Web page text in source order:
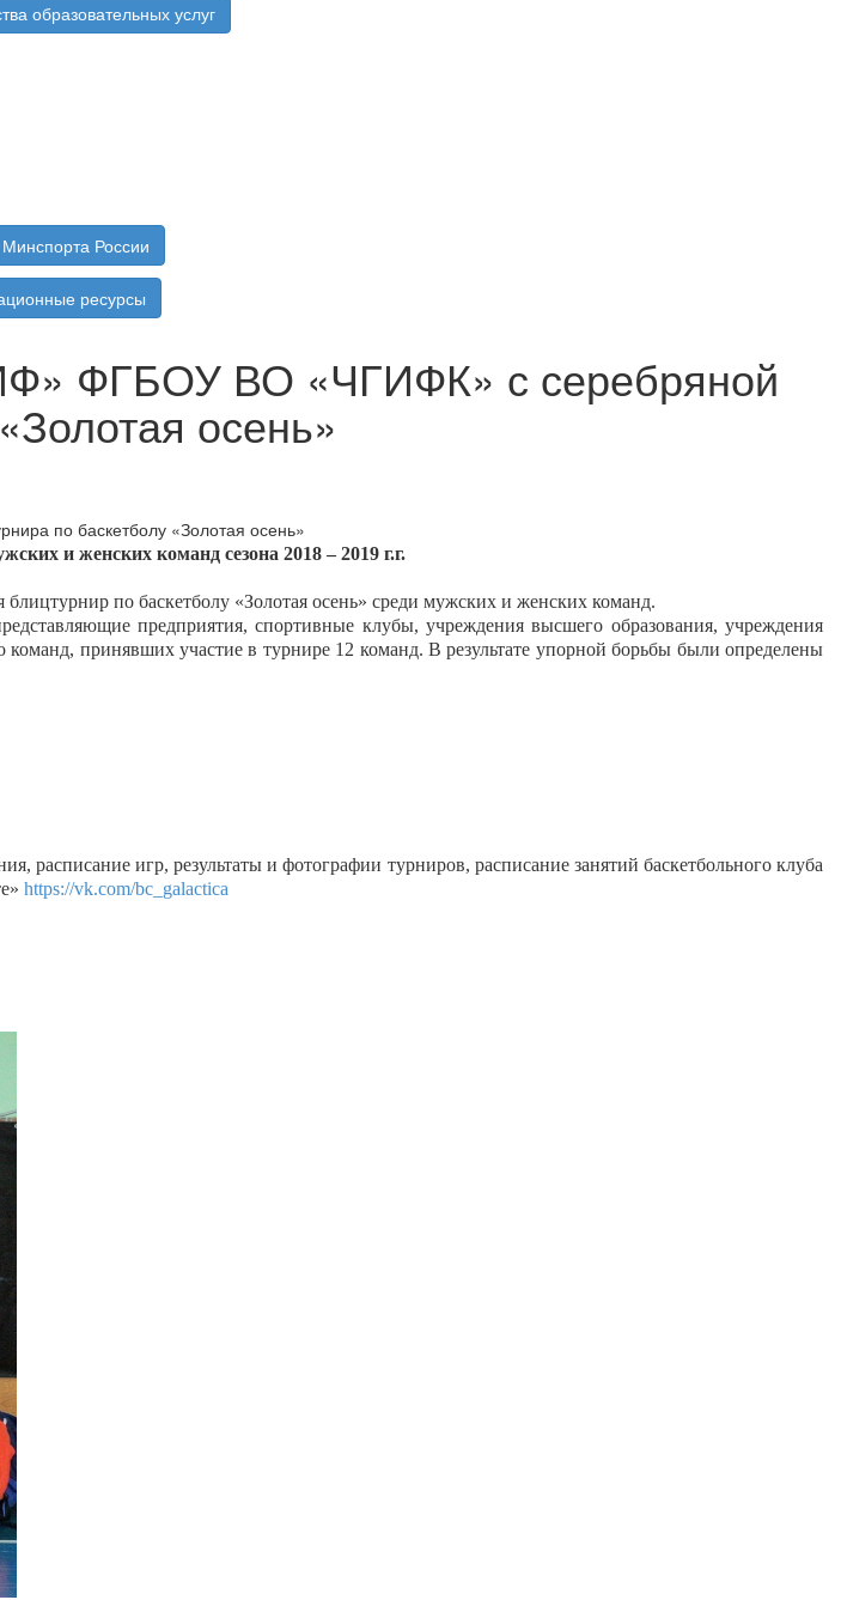
образовательных услуг
России
ресурсы
ФГБОУ ВО «ЧГИФК» с серебряной
осень»
и женских команд сезона 2018 – 2019 г.г.
по баскетболу «Золотая осень» среди мужских и женских команд.
предприятия, спортивные клубы, учреждения высшего образования, учреждения
принявших участие в турнире 12 команд. В результате упорной борьбы были определены
расписание игр, результаты и фотографии турниров, расписание занятий баскетбольного клуба
https://vk.com/bc_galactica